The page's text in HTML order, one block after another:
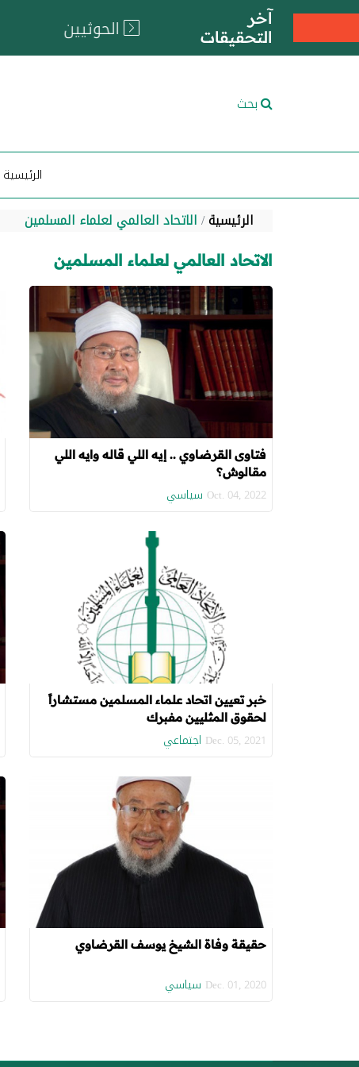
آخر
التحقيقات
بحث
الرئيسية
الرئيسية الاتحاد العالمي لعلماء المسلمين
الاتحاد العالمي لعلماء المسلمين
فتاوى القرضاوي .. إيه اللي قاله وايه اللي
مقالوش؟
Oct. 04, 2022 سياسي
خبر تعيين اتحاد علماء المسلمين مستشاراً
لحقوق المثليين مفبرك
Dec. 05, 2021 اجتماعي
حقيقة وفاة الشيخ يوسف القرضاوي
Dec. 01, 2020 سياسي